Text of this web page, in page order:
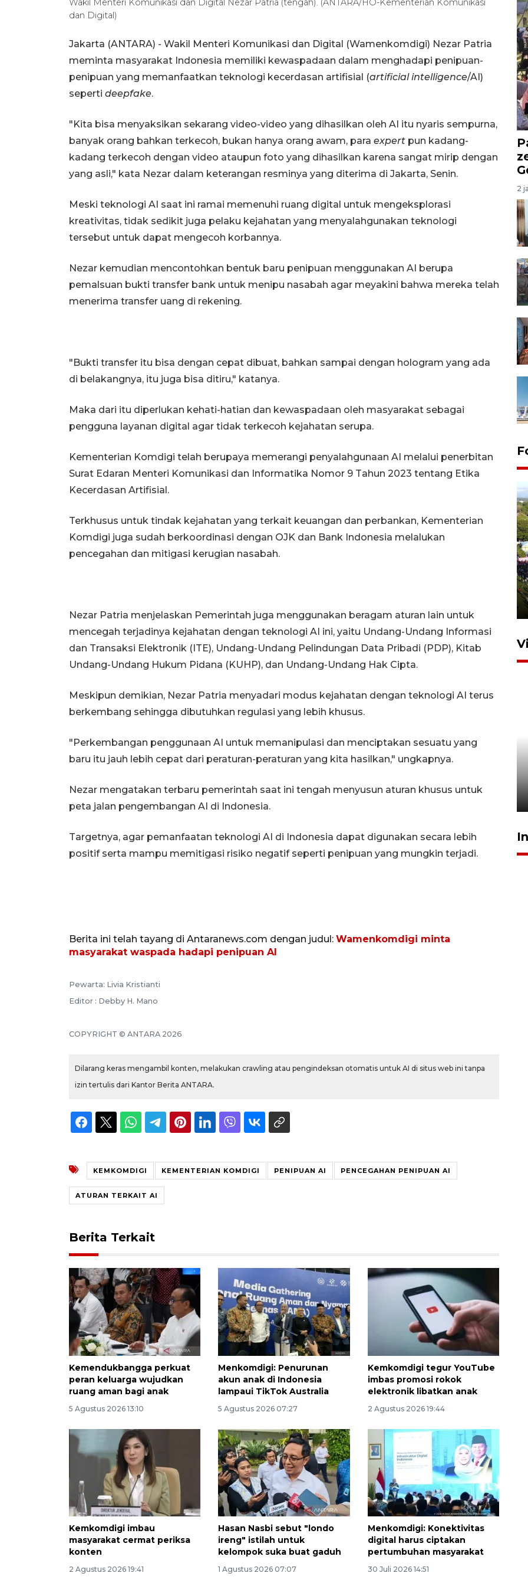
Wakil Menteri Komunikasi dan Digital Nezar Patria (tengah). (ANTARA/HO-Kementerian Komunikasi
dan Digital)
Jakarta (ANTARA) - Wakil Menteri Komunikasi dan Digital (Wamenkomdigi) Nezar Patria
meminta masyarakat Indonesia memiliki kewaspadaan dalam menghadapi penipuan-
penipuan yang memanfaatkan teknologi kecerdasan artifisial (artificial intelligence/AI)
seperti deepfake.
"Kita bisa menyaksikan sekarang video-video yang dihasilkan oleh AI itu nyaris sempurna,
banyak orang bahkan terkecoh, bukan hanya orang awam, para expert pun kadang-
kadang terkecoh dengan video ataupun foto yang dihasilkan karena sangat mirip dengan
yang asli," kata Nezar dalam keterangan resminya yang diterima di Jakarta, Senin.
Meski teknologi AI saat ini ramai memenuhi ruang digital untuk mengeksplorasi
kreativitas, tidak sedikit juga pelaku kejahatan yang menyalahgunakan teknologi
tersebut untuk dapat mengecoh korbannya.
Nezar kemudian mencontohkan bentuk baru penipuan menggunakan AI berupa
pemalsuan bukti transfer bank untuk menipu nasabah agar meyakini bahwa mereka telah
menerima transfer uang di rekening.
"Bukti transfer itu bisa dengan cepat dibuat, bahkan sampai dengan hologram yang ada
di belakangnya, itu juga bisa ditiru," katanya.
Maka dari itu diperlukan kehati-hatian dan kewaspadaan oleh masyarakat sebagai
pengguna layanan digital agar tidak terkecoh kejahatan serupa.
Kementerian Komdigi telah berupaya memerangi penyalahgunaan AI melalui penerbitan
Surat Edaran Menteri Komunikasi dan Informatika Nomor 9 Tahun 2023 tentang Etika
Kecerdasan Artifisial.
Terkhusus untuk tindak kejahatan yang terkait keuangan dan perbankan, Kementerian
Komdigi juga sudah berkoordinasi dengan OJK dan Bank Indonesia melalukan
pencegahan dan mitigasi kerugian nasabah.
Nezar Patria menjelaskan Pemerintah juga menggunakan beragam aturan lain untuk
mencegah terjadinya kejahatan dengan teknologi AI ini, yaitu Undang-Undang Informasi
dan Transaksi Elektronik (ITE), Undang-Undang Pelindungan Data Pribadi (PDP), Kitab
Undang-Undang Hukum Pidana (KUHP), dan Undang-Undang Hak Cipta.
Meskipun demikian, Nezar Patria menyadari modus kejahatan dengan teknologi AI terus
berkembang sehingga dibutuhkan regulasi yang lebih khusus.
"Perkembangan penggunaan AI untuk memanipulasi dan menciptakan sesuatu yang
baru itu jauh lebih cepat dari peraturan-peraturan yang kita hasilkan," ungkapnya.
Nezar mengatakan terbaru pemerintah saat ini tengah menyusun aturan khusus untuk
peta jalan pengembangan AI di Indonesia.
Targetnya, agar pemanfaatan teknologi AI di Indonesia dapat digunakan secara lebih
positif serta mampu memitigasi risiko negatif seperti penipuan yang mungkin terjadi.
Berita ini telah tayang di Antaranews.com dengan judul: Wamenkomdigi minta
masyarakat waspada hadapi penipuan AI
Pewarta: Livia Kristianti
Editor : Debby H. Mano
COPYRIGHT © ANTARA 2026
Dilarang keras mengambil konten, melakukan crawling atau pengindeksan otomatis untuk AI di situs web ini tanpa
izin tertulis dari Kantor Berita ANTARA.
KEMKOMDIGI KEMENTERIAN KOMDIGI PENIPUAN AI PENCEGAHAN PENIPUAN AI
ATURAN TERKAIT AI
Berita Terkait
Kemendukbangga perkuat
peran keluarga wujudkan
ruang aman bagi anak
5 Agustus 2026 13:10
Menkomdigi: Penurunan
akun anak di Indonesia
lampaui TikTok Australia
5 Agustus 2026 07:27
Kemkomdigi tegur YouTube
imbas promosi rokok
elektronik libatkan anak
2 Agustus 2026 19:44
Kemkomdigi imbau
masyarakat cermat periksa
konten
2 Agustus 2026 19:41
Hasan Nasbi sebut "londo
ireng" istilah untuk
kelompok suka buat gaduh
1 Agustus 2026 07:07
Menkomdigi: Konektivitas
digital harus ciptakan
pertumbuhan masyarakat
30 Juli 2026 14:51
2
SPPG di Gorontalo jaga
kandungan gizi paket MBG
23 Februari 2026 18:20